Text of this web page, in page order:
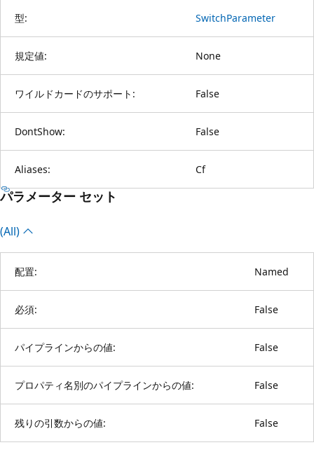
型: SwitchParameter
規定値: None
ワイルドカードのサポート: False
DontShow: False
Aliases: Cf
パラメーター セット
(All)
配置: Named
必須: False
パイプラインからの値: False
プロパティ名別のパイプラインからの値: False
残りの引数からの値: False